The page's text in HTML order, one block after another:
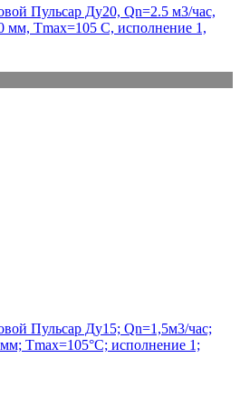
Пульсар Ду20, Qn=2.5 м3/час,
мм, Тmax=105 С, исполнение 1,
Пульсар Ду15; Qn=1,5м3/час;
Тmax=105°С; исполнение 1;